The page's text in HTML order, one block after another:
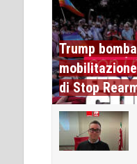
Trump
di Stop